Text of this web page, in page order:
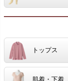
トップス
肌着・下着